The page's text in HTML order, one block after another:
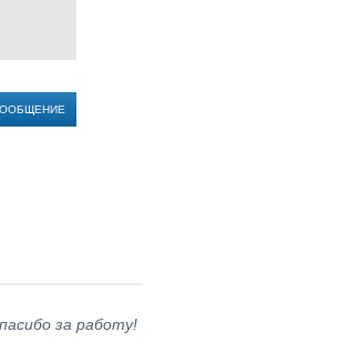
за работу!